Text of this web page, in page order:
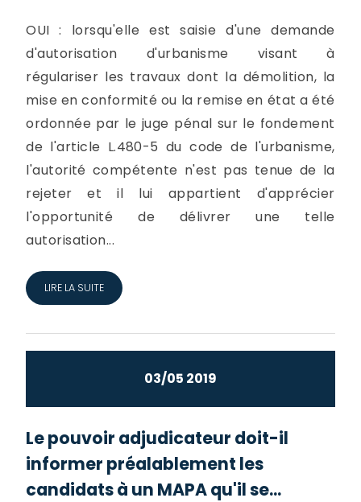
OUI : lorsqu'elle est saisie d'une demande
d'autorisation d'urbanisme visant à
régulariser les travaux dont la démolition, la
mise en conformité ou la remise en état a été
ordonnée par le juge pénal sur le fondement
de l'article L.480-5 du code de l'urbanisme,
l'autorité compétente n'est pas tenue de la
rejeter et il lui appartient d'apprécier
l'opportunité de délivrer une telle
autorisation...
LIRE LA SUITE
03/05 2019
Le pouvoir adjudicateur doit-il
informer préalablement les
candidats à un MAPA qu'il se...